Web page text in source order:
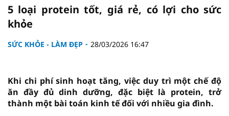
5 loại protein tốt, giá rẻ, có lợi cho sức
khỏe
SỨC KHỎE - LÀM ĐẸP 28/03/2026 16:47
Khi chi phí sinh hoạt tăng, việc duy trì một chế độ
ăn đầy đủ dinh dưỡng, đặc biệt là protein, trở
thành một bài toán kinh tế đối với nhiều gia đình.